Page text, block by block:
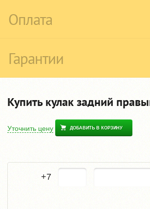
Оплата
Гарантии
Купить кулак задний
Уточнить цену ДОБАВИТЬ В КОРЗИНУ
+7